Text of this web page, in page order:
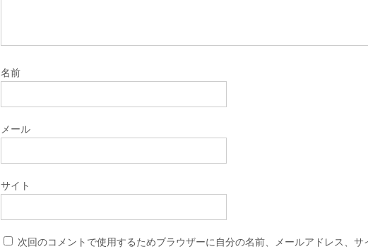
名前
メール
サイト
次回のコメントで使用するためブラウザーに自分の名前、メールアドレス、サ